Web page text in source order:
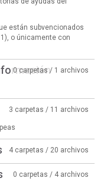
están subvencionados
1), o únicamente con
0 carpetas / 1 archivos
3 carpetas / 11 archivos
4 carpetas / 20 archivos
0 carpetas / 4 archivos